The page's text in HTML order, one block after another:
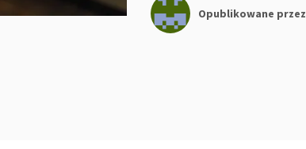
Opublikowane przez